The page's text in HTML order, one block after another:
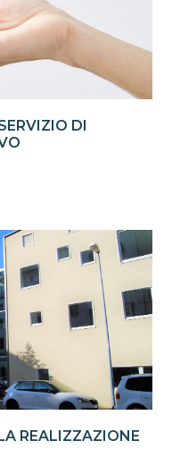
DI
REALIZZAZIONE